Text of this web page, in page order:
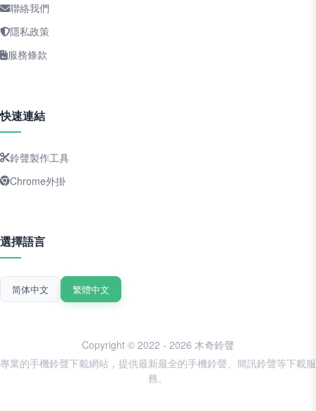
聯絡我們
隱私政策
服務條款
快速連結
鈴聲製作工具
Chrome外掛
選擇語言
简体中文 繁體中文
Copyright © 2022 - 2026 木奇鈴聲
專業的手機鈴聲下載網站，提供最新最全的手機鈴聲、簡訊鈴聲等下載服
務。